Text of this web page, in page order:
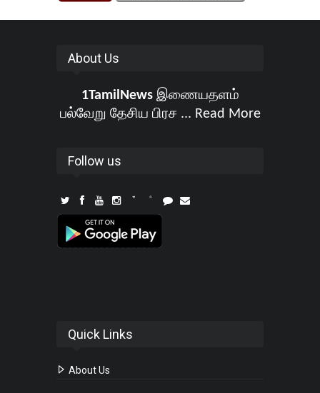
About Us
1TamilNewsஇணையதளம்
பல்வேறு தேசிய பிரச ... Read More
Follow us
Quick Links
About Us